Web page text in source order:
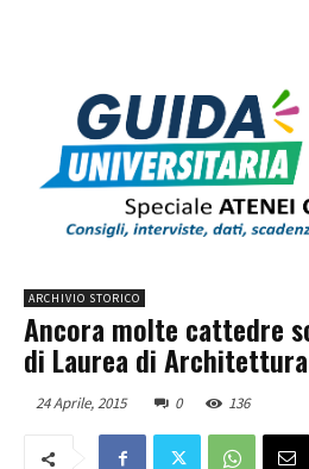
ARCHIVIO STORICO
Ancora molte cattedre
di Laurea di Architettura
24 Aprile, 2015 0 136